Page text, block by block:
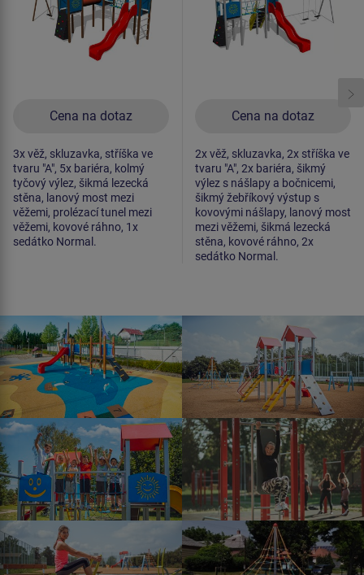
Cena na dotaz
3x věž, skluzavka, stříška ve
tvaru "A", 5x bariéra, kolmý
tyčový výlez, šikmá lezecká
stěna, lanový most mezi
věžemi, prolézací tunel mezi
věžemi, kovové ráhno, 1x
sedátko Normal.
Cena na dotaz
2x věž, skluzavka, 2x stříška ve
tvaru "A", 2x bariéra, šikmý
výlez s nášlapy a bočnicemi,
šikmý žebříkový výstup s
kovovými nášlapy, lanový most
mezi věžemi, šikmá lezecká
stěna, kovové ráhno, 2x
sedátko Normal.